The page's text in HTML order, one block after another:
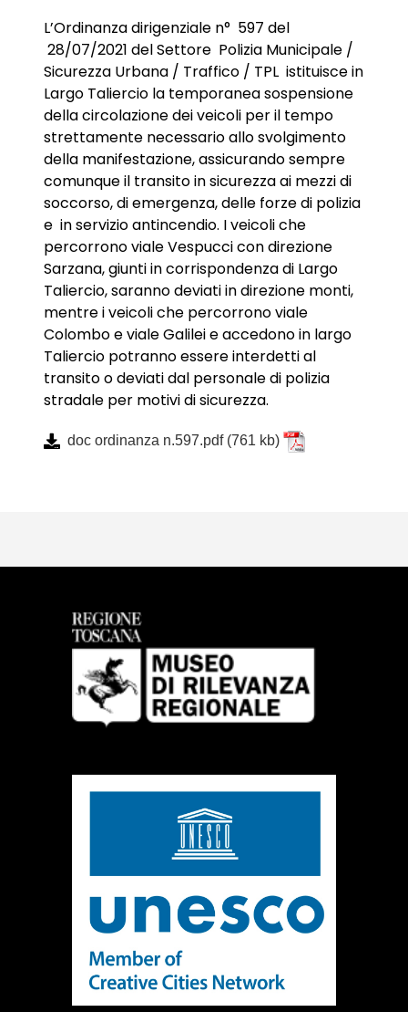
L’Ordinanza dirigenziale n° 597 del
28/07/2021 del Settore Polizia Municipale /
Sicurezza Urbana / Traffico / TPL istituisce in
Largo Taliercio la temporanea sospensione
della circolazione dei veicoli per il tempo
strettamente necessario allo svolgimento
della manifestazione, assicurando sempre
comunque il transito in sicurezza ai mezzi di
soccorso, di emergenza, delle forze di polizia
e in servizio antincendio. I veicoli che
percorrono viale Vespucci con direzione
Sarzana, giunti in corrispondenza di Largo
Taliercio, saranno deviati in direzione monti,
mentre i veicoli che percorrono viale
Colombo e viale Galilei e accedono in largo
Taliercio potranno essere interdetti al
transito o deviati dal personale di polizia
stradale per motivi di sicurezza.
doc ordinanza n.597.pdf(761 kb)